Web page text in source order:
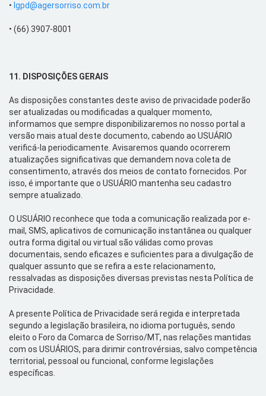
• lgpd@agersorriso.com.br
• (66) 3907-8001
11. DISPOSIÇÕES GERAIS
As disposições constantes deste aviso de privacidade poderão
ser atualizadas ou modificadas a qualquer momento,
informamos que sempre disponibilizaremos no nosso portal a
versão mais atual deste documento, cabendo ao USUÁRIO
verificá-la periodicamente. Avisaremos quando ocorrerem
atualizações significativas que demandem nova coleta de
consentimento, através dos meios de contato fornecidos. Por
isso, é importante que o USUÁRIO mantenha seu cadastro
sempre atualizado.
O USUÁRIO reconhece que toda a comunicação realizada pore-
mail , SMS, aplicativos de comunicação instantânea ou qualquer
outra forma digital ou virtual são válidas como provas
documentais, sendo eficazes e suficientes para a divulgação de
qualquer assunto que se refira a este relacionamento,
ressalvadas as disposições diversas previstas nesta Política de
Privacidade.
A presente Política de Privacidade será regida e interpretada
segundo a legislação brasileira, no idioma português, sendo
eleito o Foro da Comarca de Sorriso/MT, nas relações mantidas
com os USUÁRIOS, para dirimir controvérsias, salvo competência
territorial, pessoal ou funcional, conforme legislações
específicas.